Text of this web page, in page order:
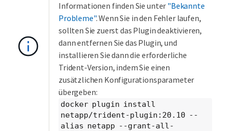
Informationen finden Sie unter "Bekannte
Probleme". Wenn Sie in den Fehler laufen,
sollten Sie zuerst das Plugin deaktivieren,
dann entfernen Sie das Plugin, und
installieren Sie dann die erforderliche
Trident-Version, indem Sie einen
zusätzlichen Konfigurationsparameter
übergeben:
docker plugin install
netapp/trident-plugin:20.10 --
alias netapp --grant-all-